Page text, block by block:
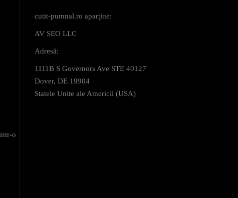
o
cutit-pumnal.ro aparține:
AV SEO LLC
Adresă:
1111B S Governors Ave STE 40127
Dover, DE 19904
Statele Unite ale Americii (USA)